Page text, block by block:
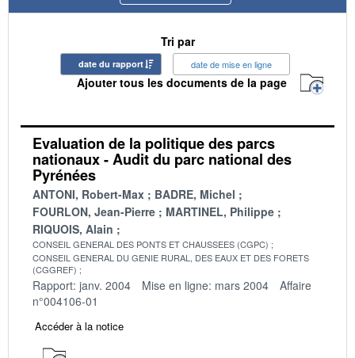
Tri par
date du rapport date de mise en ligne
Ajouter tous les documents de la page
Evaluation de la politique des parcs
nationaux - Audit du parc national des
Pyrénées
ANTONI, Robert-Max
BADRE, Michel
FOURLON, Jean-Pierre
MARTINEL, Philippe
RIQUOIS, Alain
CONSEIL GENERAL DES PONTS ET CHAUSSEES (CGPC)
CONSEIL GENERAL DU GENIE RURAL, DES EAUX ET DES FORETS
(CGGREF)
Rapport: janv. 2004 Mise en ligne: mars 2004
Affaire
n°004106-01
Accéder à la notice